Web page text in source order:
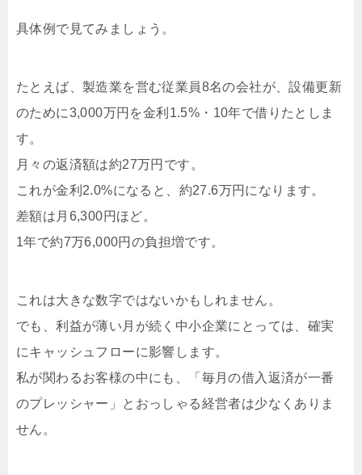
具体例で見てみましょう。
たとえば、製造業を営む従業員8名の会社が、設備更新
のために3,000万円を金利1.5%・10年で借りたとしま
す。
月々の返済額は約27万円です。
これが金利2.0%になると、約27.6万円になります。
差額は月6,300円ほど。
1年で約7万6,000円の負担増です。
これは大きな数字ではないかもしれません。
でも、利益が薄い月が続く中小企業にとっては、確実
にキャッシュフローに影響します。
私が関わるお客様の中にも、「毎月の借入返済が一番
のプレッシャー」とおっしゃる経営者は少なくありま
せん。